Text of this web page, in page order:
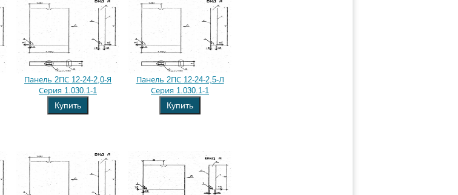
Панель 2ПС 12-24-2,0-Я
Серия 1.030.1-1
Купить
Панель 2ПС 12-24-2,5-Л
Серия 1.030.1-1
Купить